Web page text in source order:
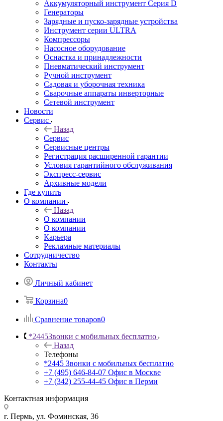
Аккумуляторный инструмент Серия D
Генераторы
Зарядные и пуско-зарядные устройства
Инструмент серии ULTRA
Компрессоры
Насосное оборудование
Оснастка и принадлежности
Пневматический инструмент
Ручной инструмент
Садовая и уборочная техника
Сварочные аппараты инверторные
Сетевой инструмент
Новости
Сервис
Назад
Сервис
Сервисные центры
Регистрация расширенной гарантии
Условия гарантийного обслуживания
Экспресс-сервис
Архивные модели
Где купить
О компании
Назад
О компании
О компании
Карьера
Рекламные материалы
Сотрудничество
Контакты
Личный кабинет
Корзина0
Сравнение товаров0
*2445Звонки с мобильных бесплатно
Назад
Телефоны
*2445 Звонки с мобильных бесплатно
+7 (495) 646-84-07 Офис в Москве
+7 (342) 255-44-45 Офис в Перми
Контактная информация
г. Пермь, ул. Фоминская, 36